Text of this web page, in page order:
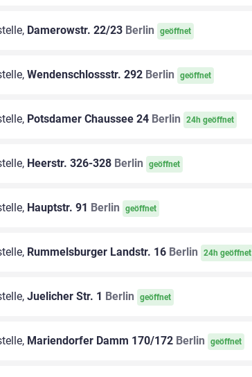
Damerowstr. 22/23 Berlin geöffnet
Wendenschlossstr. 292 Berlin geöffnet
Potsdamer Chaussee 24 Berlin 24h geöffnet
Heerstr. 326-328 Berlin geöffnet
Hauptstr. 91 Berlin geöffnet
Rummelsburger Landstr. 16 Berlin 24h geöffnet
Juelicher Str. 1 Berlin geöffnet
Mariendorfer Damm 170/172 Berlin geöffnet